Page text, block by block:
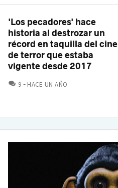
'Los pecadores' hace
historia al destrozar un
récord en taquilla del cine
de terror que estaba
vigente desde 2017
9 COMENTARIOS
HACE UN AÑO